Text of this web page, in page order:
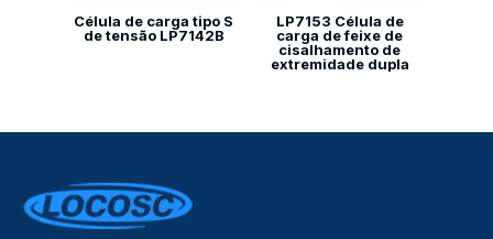
Célula de carga tipo S
de tensão LP7142B
LP7153 Célula de
carga de feixe de
cisalhamento de
extremidade dupla